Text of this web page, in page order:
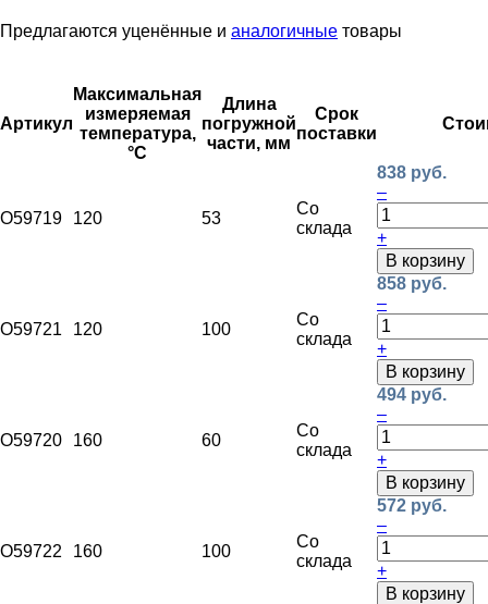
Предлагаются уценённые и аналогичные товары
Артикул
Максимальная
измеряемая
температура,
°С
Длина
погружной
части, мм
Срок
поставки
O59719 120 53
Со
склада
838 руб.
–
+
В корзину
O59721 120 100
Со
склада
858 руб.
–
+
В корзину
O59720 160 60
Со
склада
494 руб.
–
+
В корзину
O59722 160 100
Со
склада
572 руб.
–
+
В корзину